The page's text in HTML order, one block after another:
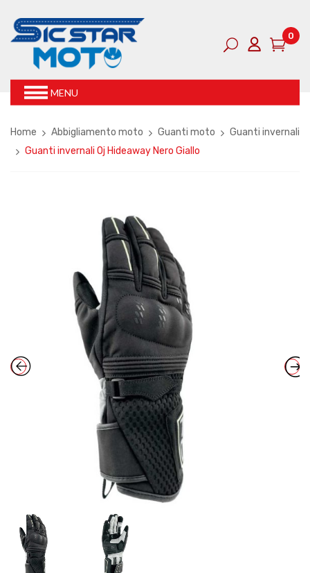
0
MENU
Home Abbigliamento moto Guanti moto
Guanti invernali
Guanti invernali Oj Hideaway Nero Giallo